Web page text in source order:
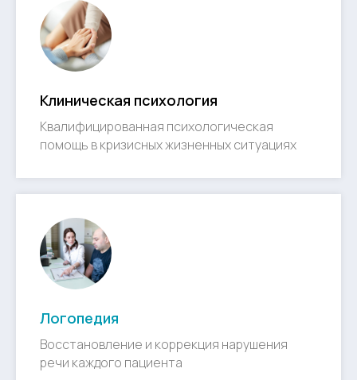
Клиническая психология
Квалифицированная психологическая
помощь в кризисных жизненных ситуациях
Логопедия
Восстановление и коррекция нарушения
речи каждого пациента